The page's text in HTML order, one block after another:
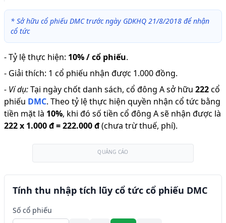
* Sở hữu cổ phiếu DMC trước ngày GDKHQ 21/8/2018 để nhận
cổ tức
-Tỷ lệ thực hiện: 10% / cổ phiếu.
- Giải thích: 1 cổ phiếu nhận được 1.000 đồng.
- Ví dụ:Tại ngày chốt danh sách, cổ đông A sở hữu 222cổ
phiếu DMC. Theo tỷ lệ thực hiện quyền nhận cổ tức bằng
tiền mặt là 10%, khi đó số tiền cổ đông A sẽ nhận được là
222x 1.000 đ=222.000 đ(chưa trừ thuế, phí).
QUẢNG CÁO
Tính thu nhập tích lũy cổ tức cổ phiếu DMC
Số cổ phiếu